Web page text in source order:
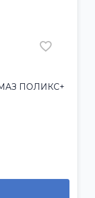
ПОЛИКС+